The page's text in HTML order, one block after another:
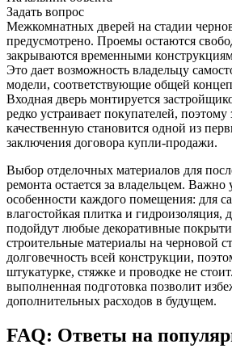
Задать вопрос
Межкомнатных дверей на стадии
предусмотрено. Проемы остаются
закрываются временными
Это дает возможность владельцу
модели, соответствующие общей
Входная дверь монтируется
редко устраивает покупателей, поэтому
качественную становится одной из
заключения договора купли-продажи.​
Выбор отделочных материалов для
ремонта остается за владельцем. Важно
особенности каждого помещения: для
влагостойкая плитка и гидроизоляция,
подойдут любые декоративные
строительные материалы на черновой
долговечность всей конструкции,
штукатурке, стяжке и проводке не
выполненная подготовка позволит
дополнительных расходов в будущем.​
FAQ: Ответы на